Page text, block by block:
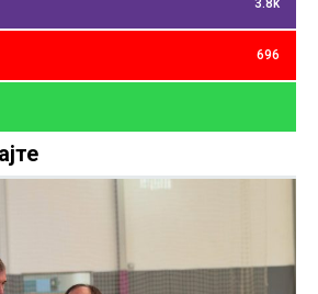
3.8k
696